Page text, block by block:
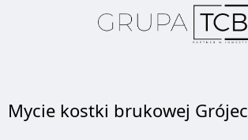
Mycie kostki brukowej Grójec